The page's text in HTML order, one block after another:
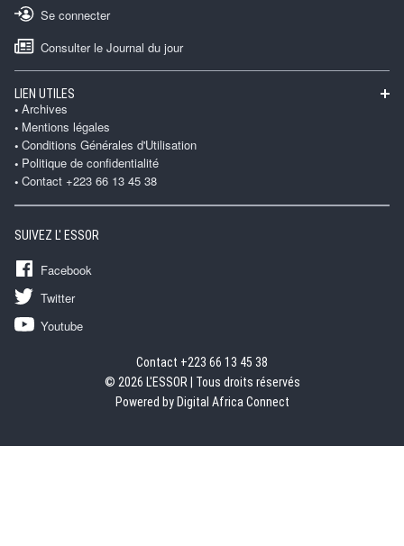
Se connecter
Consulter le Journal du jour
LIEN UTILES
Archives
Mentions légales
Conditions Générales d'Utilisation
Politique de confidentialité
Contact +223 66 13 45 38
SUIVEZ L' ESSOR
Facebook
Twitter
Youtube
Contact +223 66 13 45 38
© 2026 L'ESSOR | Tous droits réservés
Powered by Digital Africa Connect